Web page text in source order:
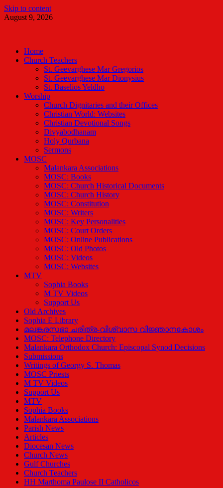
Skip to content
August 9, 2026
Home
Church Teachers
St. Geevarghese Mar Gregorios
St. Geevarghese Mar Dionysius
St. Baselios Yeldho
Worship
Church Dignitaries and their Offices
Christian World: Websites
Christian Devotional Songs
Divyabodhanam
Holy Qurbana
Sermons
MOSC
Malankara Associations
MOSC: Books
MOSC: Church Historical Documents
MOSC: Church History
MOSC: Constitution
MOSC: Writers
MOSC: Key Personalities
MOSC: Court Orders
MOSC: Online Publications
MOSC: Old Photos
MOSC: Videos
MOSC: Websites
MTV
Sophia Books
M TV Videos
Support Us
Old Archives
Sophia E Library
മലങ്കരസഭാ ചരിത്ര-വിശ്വാസ വിജ്ഞാനകോശം
MOSC: Telephone Directory
Malankara Orthodox Church: Episcopal Synod Decisions
Submissions
Writings of Georgy S. Thomas
MOSC Priests
M TV Videos
Support Us
MTV
Sophia Books
Malankara Associations
Parish News
Articles
Diocesan News
Church News
Gulf Churches
Church Teachers
HH Marthoma Paulose II Catholicos